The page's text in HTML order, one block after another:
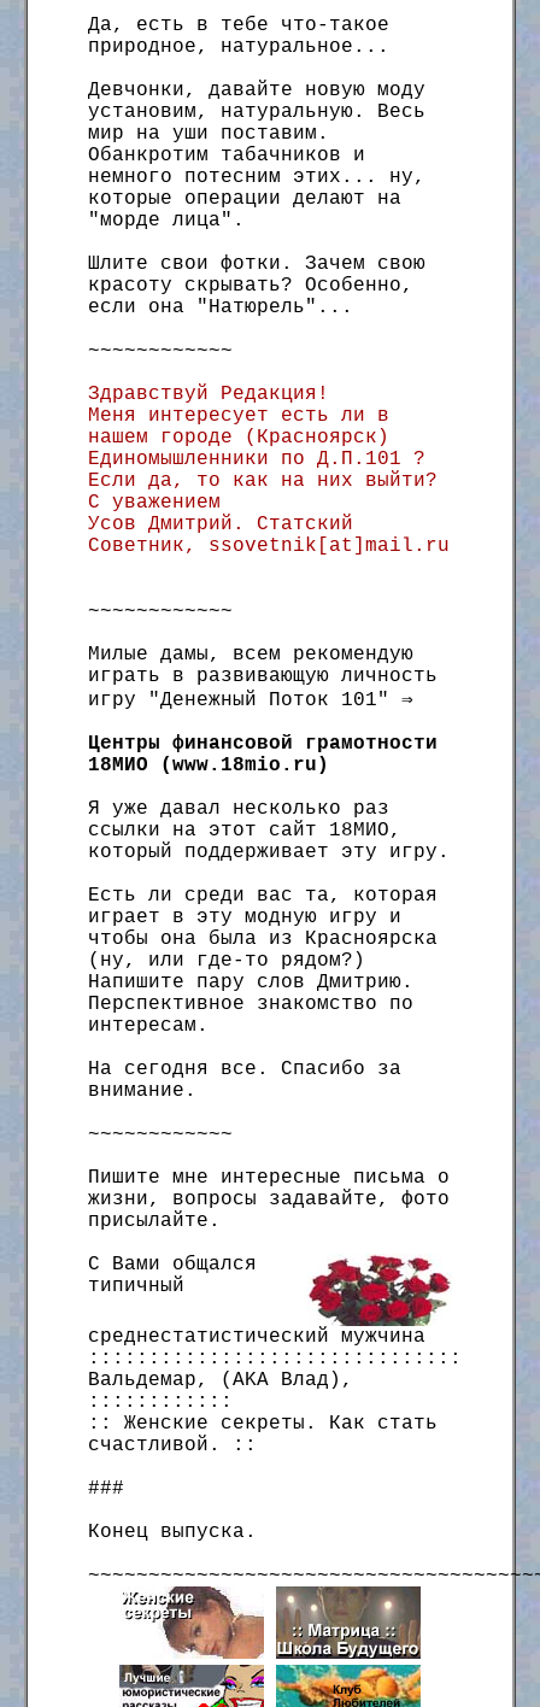
Да, есть в тебе что-такое
природное, натуральное...
Девчонки, давайте новую моду
установим, натуральную. Весь
мир на уши поставим.
Обанкротим табачников и
немного потесним этих... ну,
которые операции делают на
"морде лица".
Шлите свои фотки. Зачем свою
красоту скрывать? Особенно,
если она "Натюрель"...
~~~~~~~~~~~~
Здравствуй Редакция!
Меня интересует есть ли в
нашем городе (Красноярск)
Единомышленники по Д.П.101 ?
Если да, то как на них выйти?
С уважением
Усов Дмитрий. Статский
Советник, ssovetnik[at]mail.ru
~~~~~~~~~~~~
Милые дамы, всем рекомендую
играть в развивающую личность
игру "Денежный Поток 101" ⇒
Центры финансовой грамотности
18МИО (www.18mio.ru)
Я уже давал несколько раз
ссылки на этот сайт 18МИО,
который поддерживает эту игру.
Есть ли среди вас та, которая
играет в эту модную игру и
чтобы она была из Красноярска
(ну, или где-то рядом?)
Напишите пару слов Дмитрию.
Перспективное знакомство по
интересам.
На сегодня все. Спасибо за
внимание.
~~~~~~~~~~~~
Пишите мне интересные письма о
жизни, вопросы задавайте, фото
присылайте.
С Вами общался
типичный
среднестатистический мужчина
:::::::::::::::::::::::::::::::
Вальдемар, (AKA Влад),
::::::::::::
:: Женские секреты. Как стать
счастливой. ::
###
Конец выпуска.